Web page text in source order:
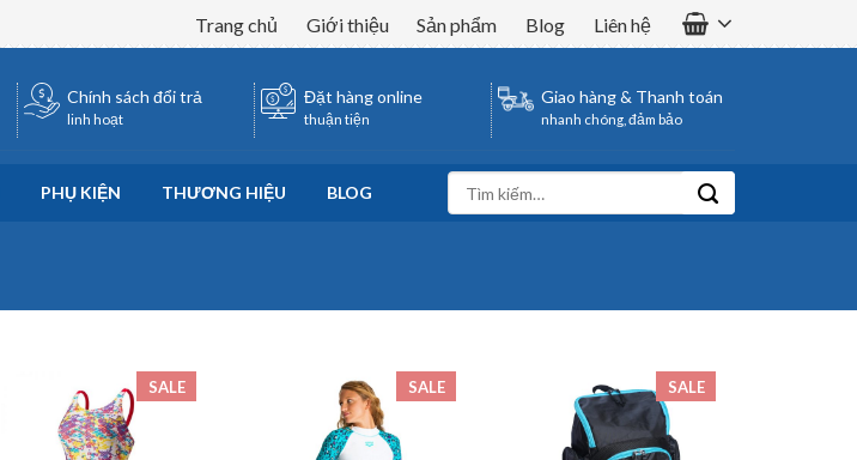
Trang chủ Giới thiệu Sản phẩm Blog Liên hệ
Chính sách đổi trả
linh hoạt
Đặt hàng online
thuận tiện
Giao hàng & Thanh toán
nhanh chóng, đảm bảo
PHỤ KIỆN THƯƠNG HIỆU BLOG
kiếm:
SALE SALE SALE